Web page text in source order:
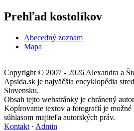
Prehľad kostolíkov
Abecedný zoznam
Mapa
Copyright © 2007 - 2026 Alexandra a
Apsida.sk je najväčšia encyklopédia
Slovensku.
Obsah tejto webstránky je chránený
Kopírovanie textov a fotografií je možné
súhlasom majiteľa autorských práv.
Kontakt · Admin